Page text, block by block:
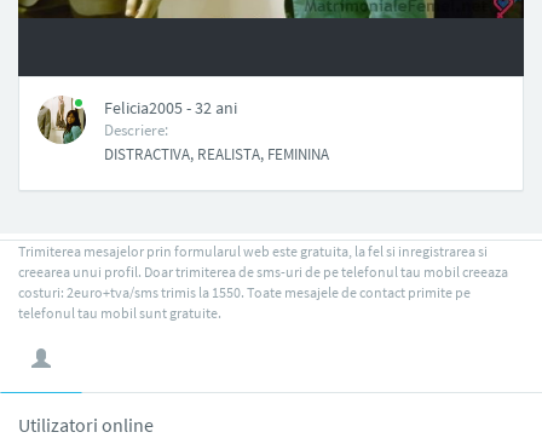
Felicia2005 - 32 ani
Descriere:
DISTRACTIVA, REALISTA, FEMININA
Trimiterea mesajelor prin formularul web este gratuita, la fel si inregistrarea si
creearea unui profil. Doar trimiterea de sms-uri de pe telefonul tau mobil creeaza
costuri: 2euro+tva/sms trimis la 1550. Toate mesajele de contact primite pe
telefonul tau mobil sunt gratuite.
Utilizatori online